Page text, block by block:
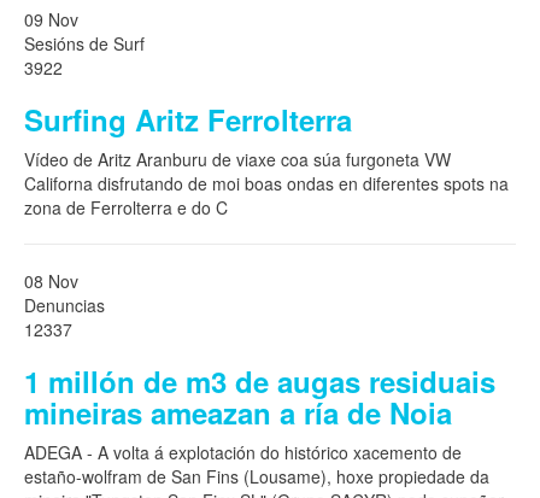
09 Nov
Sesións de Surf
3922
Surfing Aritz Ferrolterra
Vídeo de Aritz Aranburu de viaxe coa súa furgoneta VW
Californa disfrutando de moi boas ondas en diferentes spots na
zona de Ferrolterra e do C
08 Nov
Denuncias
12337
1 millón de m3 de augas residuais
mineiras ameazan a ría de Noia
ADEGA - A volta á explotación do histórico xacemento de
estaño-wolfram de San Fins (Lousame), hoxe propiedade da